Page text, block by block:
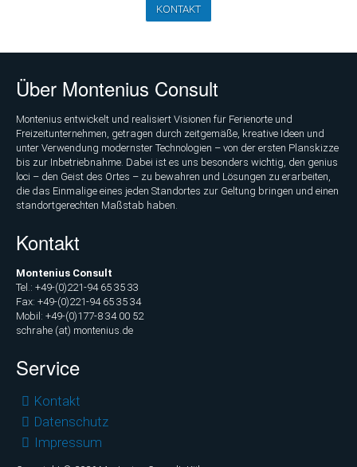
KONTAKT
Über Montenius Consult
Montenius entwickelt und realisiert Visionen für Ferienorte und
Freizeitunternehmen, getragen durch zeitgemäße, kreative Ideen und
unter Verwendung modernster Technologien – von der ersten Planskizze
bis zur Inbetriebnahme. Dabei ist es uns besonders wichtig, den genius
loci – den Geist des Ortes – zu bewahren und Lösungen zu erarbeiten,
die das Einmalige eines jeden Standortes zur Geltung bringen und einen
standortgerechten Maßstab haben.
Kontakt
Montenius Consult
Tel.: +49-(0)221-94 65 35 33
Fax: +49-(0)221-94 65 35 34
Mobil: +49-(0)177-8 34 00 52
schrahe (at) montenius.de
Service
Navigation
überspringen
Kontakt
Datenschutz
Impressum